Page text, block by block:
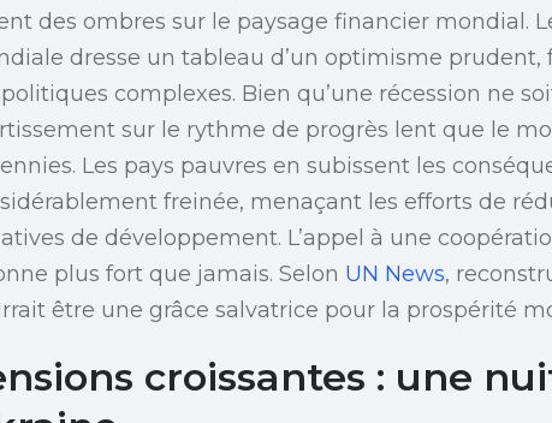
des ombres sur le paysage financier mondial.
dresse un tableau d’un optimisme
complexes. Bien qu’une récession ne
sur le rythme de progrès lent que le
Les pays pauvres en subissent les
freinée, menaçant les efforts de
de développement. L’appel à une
plus fort que jamais. Selon UN News,
être une grâce salvatrice pour la prospérité
croissantes : une